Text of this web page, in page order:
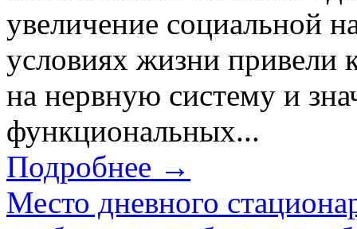
увеличение социальной
условиях жизни привели
на нервную систему и
функциональных...
Подробнее →
Место дневного